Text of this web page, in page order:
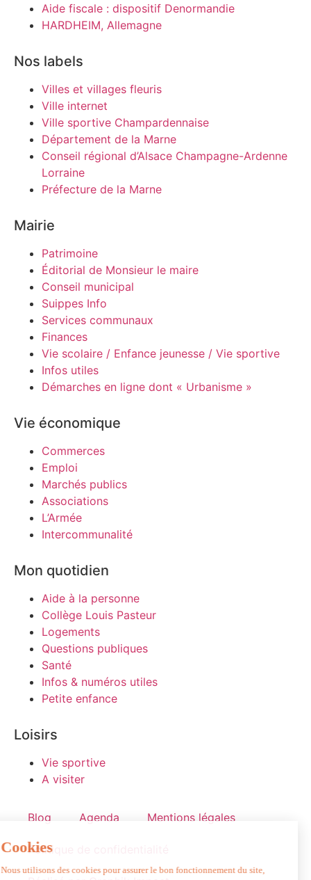
Aide fiscale : dispositif Denormandie
HARDHEIM, Allemagne
Nos labels
Villes et villages fleuris
Ville internet
Ville sportive Champardennaise
Département de la Marne
Conseil régional d’Alsace Champagne-Ardenne
Lorraine
Préfecture de la Marne
Mairie
Patrimoine
Éditorial de Monsieur le maire
Conseil municipal
Suippes Info
Services communaux
Finances
Vie scolaire / Enfance jeunesse / Vie sportive
Infos utiles
Démarches en ligne dont « Urbanisme »
Vie économique
Commerces
Emploi
Marchés publics
Associations
L’Armée
Intercommunalité
Mon quotidien
Aide à la personne
Collège Louis Pasteur
Logements
Questions publiques
Santé
Infos & numéros utiles
Petite enfance
Loisirs
Vie sportive
A visiter
Blog Agenda Mentions légales
Politique de confidentialité